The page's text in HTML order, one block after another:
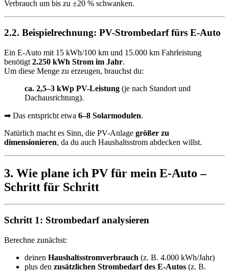
Verbrauch um bis zu ±20 % schwanken.
2.2. Beispielrechnung: PV-Strombedarf fürs E-Auto
Ein E-Auto mit 15 kWh/100 km und 15.000 km Fahrleistung
benötigt 2.250 kWh Strom im Jahr.
Um diese Menge zu erzeugen, brauchst du:
ca. 2,5–3 kWp PV-Leistung (je nach Standort und
Dachausrichtung).
➡ Das entspricht etwa 6–8 Solarmodulen.
Natürlich macht es Sinn, die PV-Anlage größer zu
dimensionieren, da du auch Haushaltsstrom abdecken willst.
3. Wie plane ich PV für mein E-Auto –
Schritt für Schritt
Schritt 1: Strombedarf analysieren
Berechne zunächst:
deinen Haushaltsstromverbrauch (z. B. 4.000 kWh/Jahr)
plus den zusätzlichen Strombedarf des E-Autos (z. B.